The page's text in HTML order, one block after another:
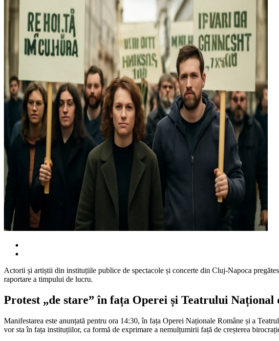
Actorii și artiștii din instituțiile publice de spectacole și concerte din Cluj-Napoca
raportare a timpului de lucru.
Protest „de stare” în fața Operei și Teatrului
Manifestarea este anunțată pentru ora 14:30, în fața Operei Naționale Române și a
vor sta în fața instituțiilor, ca formă de exprimare a nemulțumirii față de creșterea